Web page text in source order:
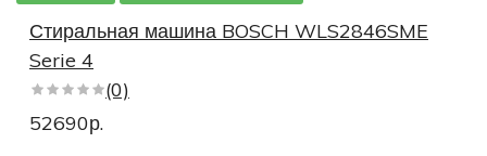
Стиральная машина BOSCH WLS2846SME
Serie 4
(0)
52690р.